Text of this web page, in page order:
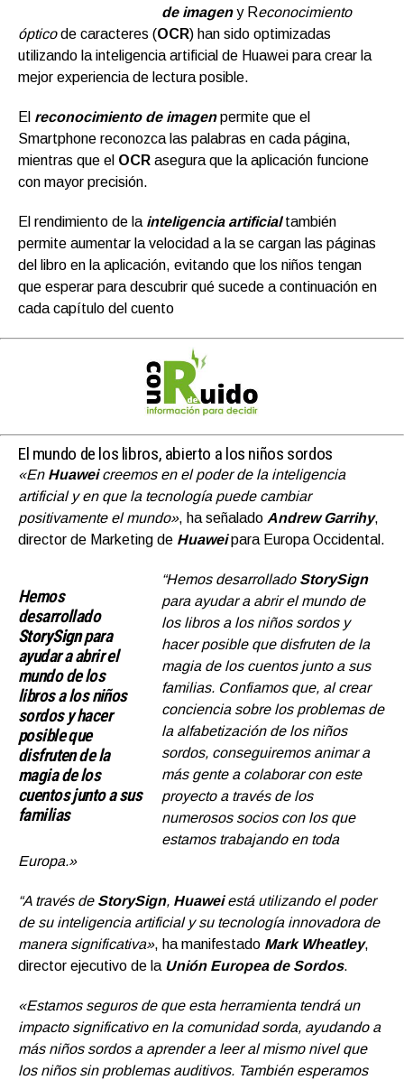
de imageny Reconocimiento
ópticode caracteres (OCR) han sido optimizadas
utilizando la inteligencia artificial de Huawei para crear la
mejor experiencia de lectura posible.
El reconocimiento de imagenpermite que el
Smartphone reconozca las palabras en cada página,
mientras que el OCR asegura que la aplicación funcione
con mayor precisión.
El rendimiento de la inteligencia artificialtambién
permite aumentar la velocidad a la se cargan las páginas
del libro en la aplicación, evitando que los niños tengan
que esperar para descubrir qué sucede a continuación en
cada capítulo del cuento
El mundo de los libros, abierto a los niños sordos
«En Huaweicreemos en el poder de la inteligencia
artificial y en que la tecnología puede cambiar
positivamente el mundo», ha señalado Andrew Garrihy,
director de Marketing de Huaweipara Europa Occidental.
Hemos
desarrollado
StorySignpara
ayudar a abrir el
mundo de los
libros a los niños
sordos y hacer
posible que
disfruten de la
magia de los
cuentos junto a sus
familias
“Hemos desarrollado StorySign
para ayudar a abrir el mundo de
los libros a los niños sordos y
hacer posible que disfruten de la
magia de los cuentos junto a sus
familias. Confiamos que, al crear
conciencia sobre los problemas de
la alfabetización de los niños
sordos, conseguiremos animar a
más gente a colaborar con este
proyecto a través de los
numerosos socios con los que
estamos trabajando en toda
Europa.»
“A través de StorySign, Huaweiestá utilizando el poder
de su inteligencia artificial y su tecnología innovadora de
manera significativa», ha manifestado Mark Wheatley,
director ejecutivo de la Unión Europea de Sordos.
«Estamos seguros de que esta herramienta tendrá un
impacto significativo en la comunidad sorda, ayudando a
más niños sordos a aprender a leer al mismo nivel que
los niños sin problemas auditivos. También esperamos